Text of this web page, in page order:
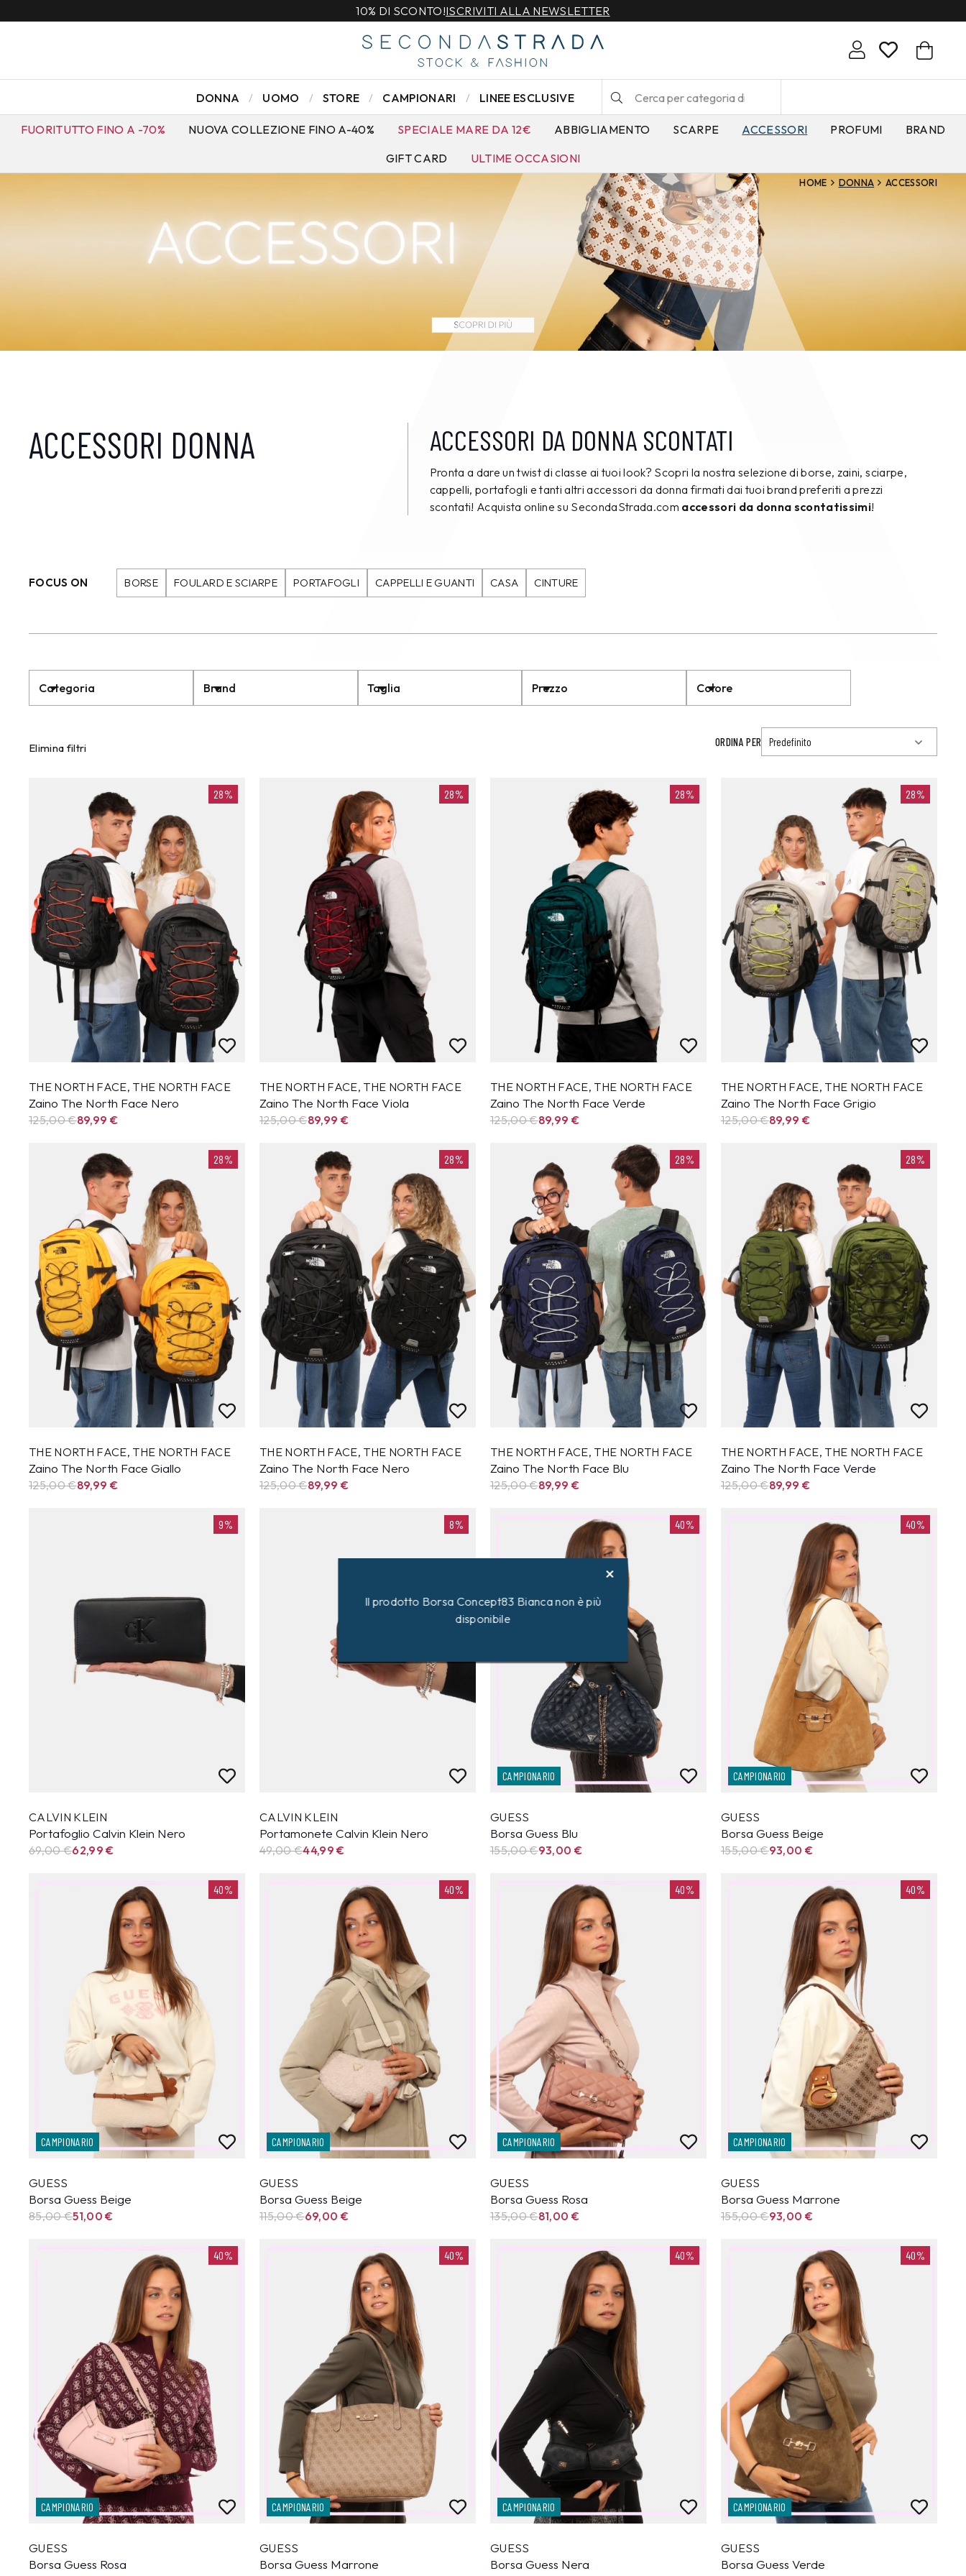
SPEDIZIONE GRATUITA PER ORDINI SUPERIORI A 79€
DONNA
FUORITUTTO FINO A -70% NUOVA COLLEZIONE FINO A-40% SPECIALE MARE DA 12€ ABBIGLIAMENTO SCARPE ACCESSORI PROFUMI
BRAND
GIFT CARD
ULTIME OCCASIONI
UOMO STORE CAMPIONARI LINEE ESCLUSIVE
HOME DONNA ACCESSORI
ACCESSORI DONNA ACCESSORI DA DONNA SCONTATI
Pronta a dare un twist di classe ai tuoi look? Scopri la nostra selezione di borse, zaini, sciarpe,
cappelli, portafogli e tanti altri accessori da donna firmati dai tuoi brand preferiti a prezzi
scontati! Acquista online su SecondaStrada.com accessori da donna scontatissimi!
FOCUS ON BORSE FOULARD E SCIARPE PORTAFOGLI CAPPELLI E GUANTI CASA CINTURE
Categoria Brand Taglia Prezzo Colore
Elimina filtri ORDINA PER
28%
THE NORTH FACE, THE NORTH FACE
Zaino The North Face Nero
125,00 €89,99 €
28%
THE NORTH FACE, THE NORTH FACE
Zaino The North Face Viola
125,00 €89,99 €
28%
THE NORTH FACE, THE NORTH FACE
Zaino The North Face Verde
125,00 €89,99 €
28%
THE NORTH FACE, THE NORTH FACE
Zaino The North Face Grigio
125,00 €89,99 €
28%
THE NORTH FACE, THE NORTH FACE
Zaino The North Face Giallo
125,00 €89,99 €
28%
THE NORTH FACE, THE NORTH FACE
Zaino The North Face Nero
125,00 €89,99 €
28%
THE NORTH FACE, THE NORTH FACE
Zaino The North Face Blu
125,00 €89,99 €
28%
THE NORTH FACE, THE NORTH FACE
Zaino The North Face Verde
125,00 €89,99 €
9%
CALVIN KLEIN
Portafoglio Calvin Klein Nero
69,00 €62,99€
8%
CALVIN KLEIN
Portamonete Calvin Klein Nero
49,00 €44,99€
40%
CAMPIONARIO
GUESS
Borsa Guess Blu
155,00€93,00 €
40%
CAMPIONARIO
GUESS
Borsa Guess Beige
155,00€93,00 €
40%
CAMPIONARIO
GUESS
Borsa Guess Beige
85,00€51,00€
40%
CAMPIONARIO
GUESS
Borsa Guess Beige
115,00€69,00 €
40%
CAMPIONARIO
GUESS
Borsa Guess Rosa
135,00€81,00 €
40%
CAMPIONARIO
GUESS
Borsa Guess Marrone
155,00€93,00 €
40%
CAMPIONARIO
GUESS
Borsa Guess Rosa
40%
CAMPIONARIO
GUESS
Borsa Guess Marrone
40%
CAMPIONARIO
GUESS
Borsa Guess Nera
40%
CAMPIONARIO
GUESS
Borsa Guess Verde
Il prodotto Borsa Concept83 Bianca non è più
disponibile